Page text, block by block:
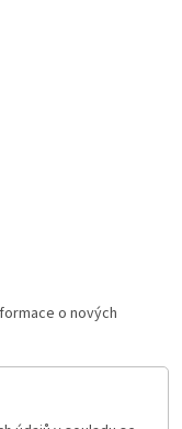
o nových